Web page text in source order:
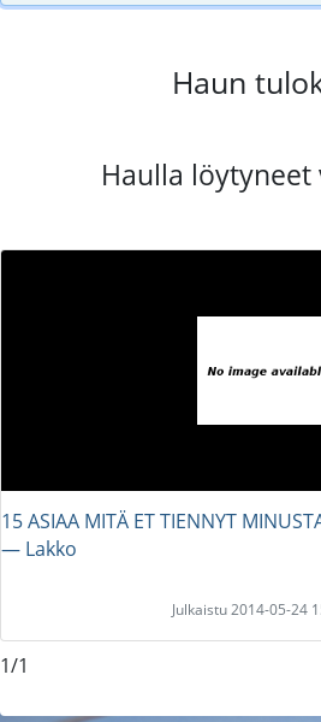
Haun
Haulla löytyneet
15 ASIAA MITÄ ET TIENNYT
― Lakko
Julkaistu 2014-05-24
1/1